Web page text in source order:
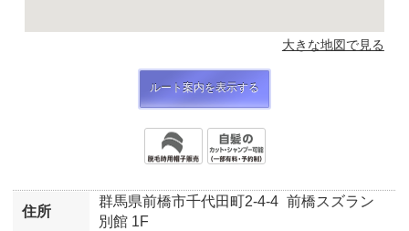
大きな地図で見る
ルート案内を表示する
住所
群馬県前橋市千代田町2-4-4 前橋スズラン
別館 1F